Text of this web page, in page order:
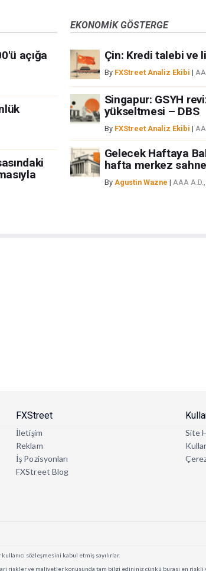
açığa
EKONOMIK GÖSTERGE
Çin: Kredi talebi ve
By FXStreet Analiz Ekibi |
Singapur: GSYH
yükseltmesi – DBS
By FXStreet Analiz Ekibi |
Gelecek Haftaya
hafta merkez
By Agustin Wazne | AAA
FXStreet
İletişim
Reklam
İş Pozisyonları
FXStreet Blog
Site
sözleşmesini kabul etmiş sayılırlar.
riskler ve maliyetler konusunda tam bilgi edininiz çünkü burası en riskli